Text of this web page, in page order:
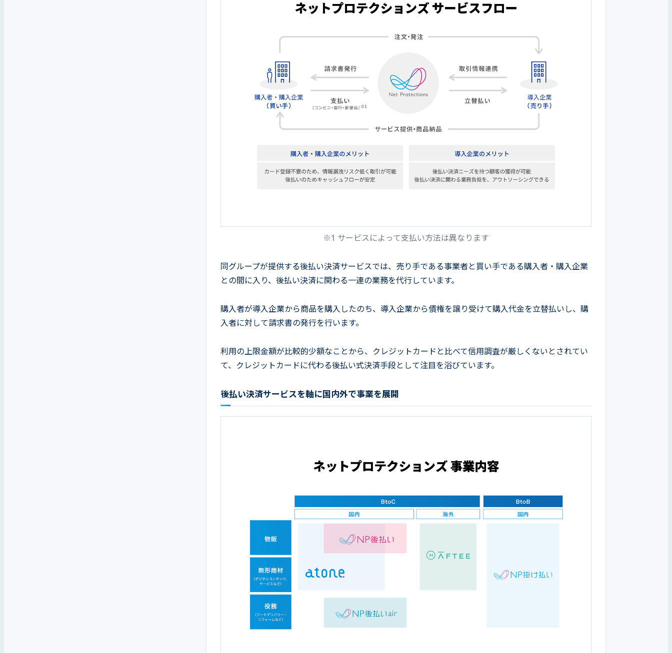
※1 サービスによって支払い方法は異なります
同グループが提供する後払い決済サービスでは、売り手である事業者と買い手である購入者・購入企業
との間に入り、後払い決済に関わる一連の業務を代行しています。
購入者が導入企業から商品を購入したのち、導入企業から債権を譲り受けて購入代金を立替払いし、購
入者に対して請求書の発行を行います。
利用の上限金額が比較的少額なことから、クレジットカードと比べて信用調査が厳しくないとされてい
て、クレジットカードに代わる後払い式決済手段として注目を浴びています。
後払い決済サービスを軸に国内外で事業を展開